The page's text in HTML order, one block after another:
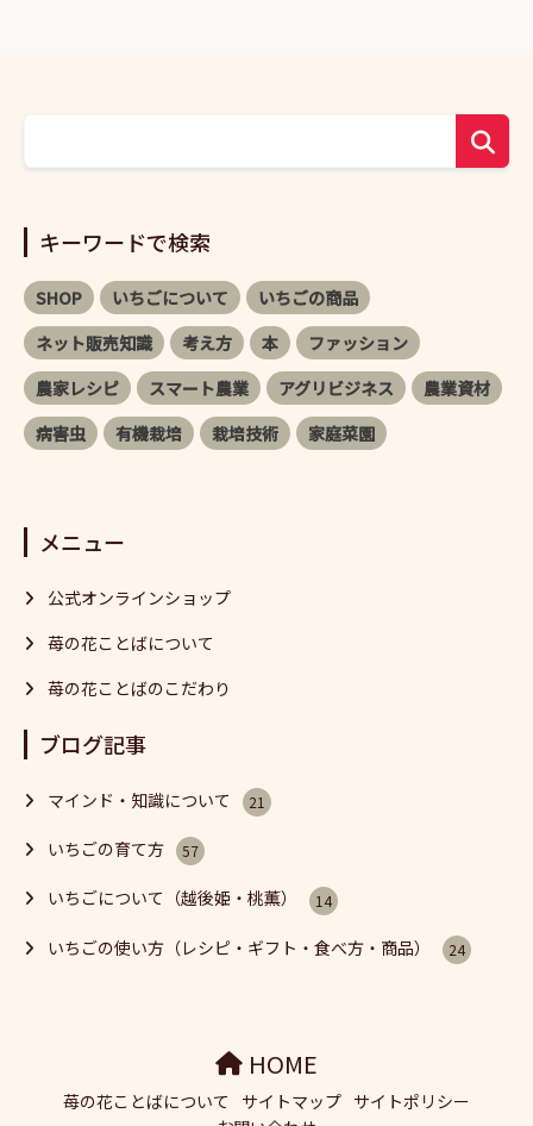
キーワードで検索
SHOP いちごについて
いちごの商品
ネット販売知識
考え方 本
ファッション
農家レシピ
スマート農業 アグリビジネス
農業資材
病害虫
有機栽培 栽培技術 家庭菜園
メニュー
公式オンラインショップ
苺の花ことばについて
苺の花ことばのこだわり
ブログ記事
マインド・知識について 21
いちごの育て方 57
いちごについて（越後姫・桃薫） 14
いちごの使い方（レシピ・ギフト・食べ方・商品） 24
HOME
苺の花ことばについて サイトマップ サイトポリシー